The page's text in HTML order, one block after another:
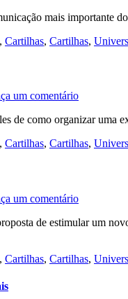
mais importante
, Cartilhas, Cartilhas,
um comentário
de como organizar
, Cartilhas, Cartilhas,
um comentário
de estimular um
, Cartilhas, Cartilhas,